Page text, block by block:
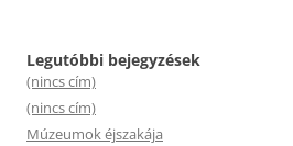
Legutóbbi bejegyzések
(nincs cím)
(nincs cím)
Múzeumok éjszakája